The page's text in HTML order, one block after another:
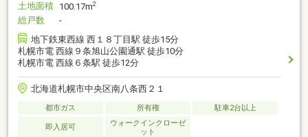
土地面積 100.17m2
総戸数
-
地下鉄東西線 西１８丁目駅 徒歩15分
札幌市電 西線９条旭山公園通駅 徒歩10分
札幌市電 西線６条駅 徒歩12分
北海道札幌市中央区南八条西２１
都市ガス 所有権 駐車2台以上
即入居可
ウォークインクローゼ
ット